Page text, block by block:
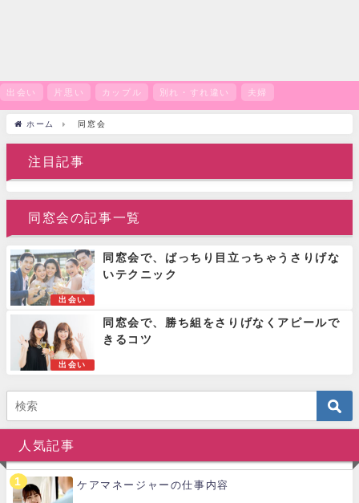
出会い 片思い カップル 別れ・すれ違い 夫婦
ホーム 同窓会
注目記事
同窓会の記事一覧
出会い
同窓会で、ばっちり目立っちゃうさりげな
いテクニック
出会い
同窓会で、勝ち組をさりげなくアピールで
きるコツ
人気記事
ケアマネージャーの仕事内容